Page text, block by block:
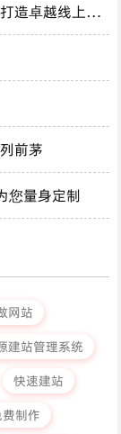
造卓越线上体
前茅
您量身定制
网站
建站管理系统
快速建站
制作